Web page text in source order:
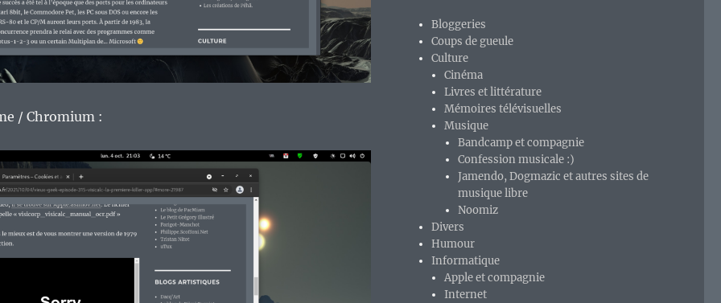
/ Chromium :
Bloggeries
Coups de gueule
Culture
Cinéma
Livres et littérature
Mémoires télévisuelles
Musique
Bandcamp et compagnie
Confession musicale :)
Jamendo, Dogmazic et autres sites de
musique libre
Noomiz
Divers
Humour
Informatique
Apple et compagnie
Internet